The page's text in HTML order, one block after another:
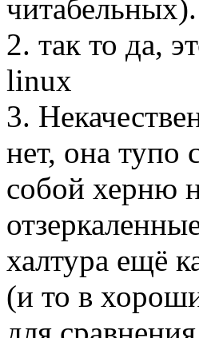
читабельных).
2. так то да,
linux
3.
нет, она тупо
собой херню
халтура ещё
(и то в